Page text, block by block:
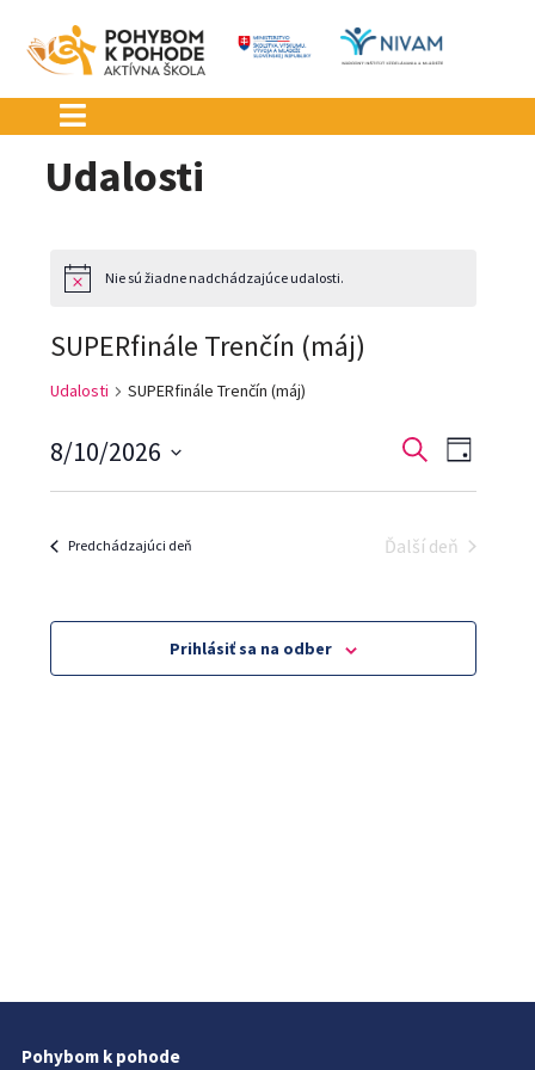
Preskočiť
na
obsah
Udalosti
Notice Nie sú žiadne nadchádzajúce udalosti.
SUPERfinále Trenčín (máj)
Udalosti SUPERfinále Trenčín (máj)
Udalosti
Search
and
Vyhľadať
Deň
8/10/2026
Predchádzajúci deň Ďalší deň
Prihlásiť sa na odber
Pohybom k pohode